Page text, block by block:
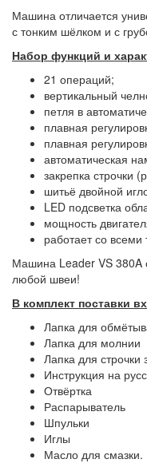
Машина отличается
с тонким шёлком и с
Набор функций и
21 операций;
вертикальный
петля в
плавная
плавная
автоматическая
закрепка строчки
шитьё двойной
LED подсветка
мощность
работает со всеми
Машина Leader VS 380A
любой швеи!
В комплект поставки
Лапка для
Лапка для молнии
Лапка для строчки
Инструкция на
Отвёртка
Распарыватель
Шпульки
Иглы
Масло для смазки.